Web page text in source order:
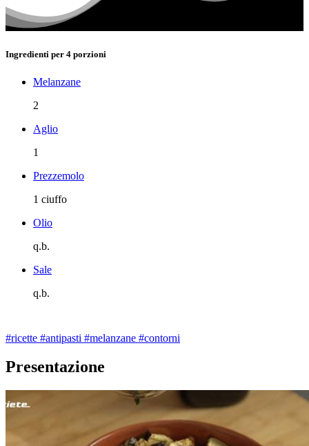
Ingredienti per 4 porzioni
Melanzane
2
Aglio
1
Prezzemolo
1 ciuffo
Olio
q.b.
Sale
q.b.
#ricette #antipasti #melanzane #contorni
Presentazione